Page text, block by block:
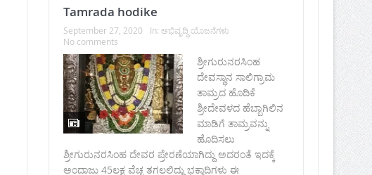
Tamrada hodike
September 27, 2020 In: ಅಭಿವೃದ್ಧಿ ಯೊಜನೆಗಳು
No comments
ಶ್ರೀಗುರುನರಸಿಂಹ
ದೇವಸ್ಥಾನ ಸಾಲಿಗ್ರಾಮ
ತಾಮ್ರದ ಹೊದಿಕೆ
ಶ್ರೀದೇವಳದ ಹೆಬ್ಬಾಗಿಲಿನ
ಮಾಡಿಗೆ ತಾಮ್ರವನ್ನು
ಹೊದಿಸಲು
ಶ್ರೀಗುರುನರಸಿಂಹ ದೇವರ ಪ್ರೇರಣೆಯಾಗಿದ್ದು ಅದರಂತೆ ಇದಕ್ಕೆ
ಅಂದಾಜು 45ಲಕ್ಷ ವೆಚ್ಚ ತಗಲಲಿದ್ದು ಭಕ್ತಾದಿಗಳು ಈ